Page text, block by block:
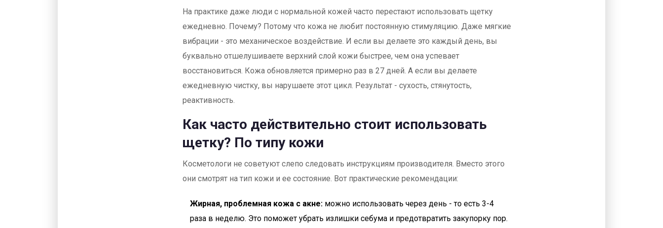
На практике даже люди с нормальной кожей часто перестают использовать щетку
ежедневно. Почему? Потому что кожа не любит постоянную стимуляцию. Даже мягкие
вибрации - это механическое воздействие. И если вы делаете это каждый день, вы
буквально отшелушиваете верхний слой кожи быстрее, чем она успевает
восстановиться. Кожа обновляется примерно раз в 27 дней. А если вы делаете
ежедневную чистку, вы нарушаете этот цикл. Результат - сухость, стянутость,
реактивность.
Как часто действительно стоит использовать
щетку? По типу кожи
Косметологи не советуют слепо следовать инструкциям производителя. Вместо этого
они смотрят на тип кожи и ее состояние. Вот практические рекомендации:
Жирная, проблемная кожа с акне: можно использовать через день - то есть 3-4
раза в неделю. Это поможет убрать излишки себума и предотвратить закупорку пор.